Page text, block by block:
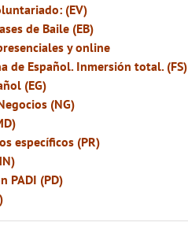
(EV)
de Baile (EB)
y online
de Español. Inmersión total. (FS)
(EG)
(NG)
específicos (PR)
PADI (PD)